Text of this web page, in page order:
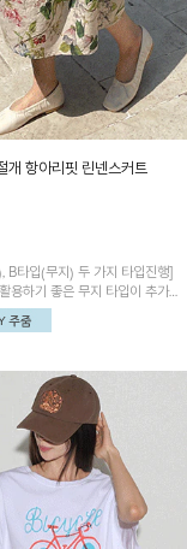
개 항아리핏 린넨스커트
B타입(무지) 두 가지 타입진행]
용하기 좋은 무지 타입이 추가
감 있는 항아리핏 실루엣이 유
디테일이 POINT!